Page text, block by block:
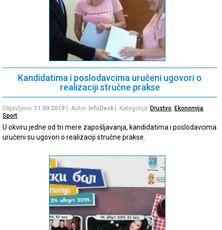
Kandidatima i poslodavcima uručeni ugovori o
realizaciji stručne prakse
Objavljeno: 11.09.2019 | Autor: InfoDesk | Kategorija: Drustvo Ekonomija
Sport
U okviru jedne od tri mere zapošljavanja, kandidatima i poslodavcima
uručeni su ugovori o realizaciji stručne prakse.